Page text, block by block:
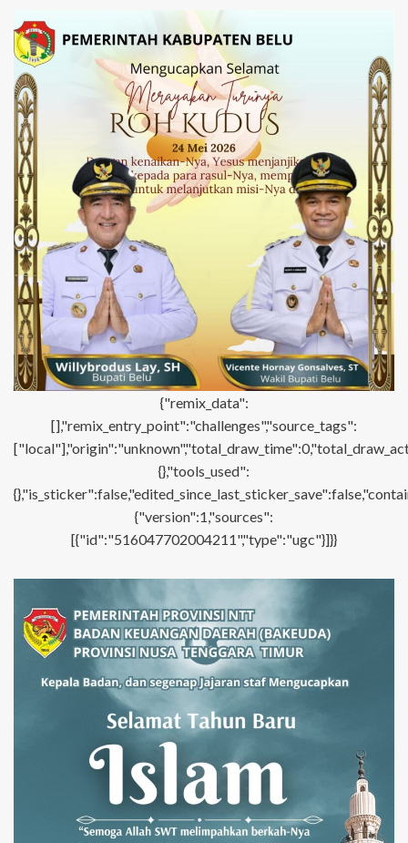
{"remix_data":
[],"remix_entry_point":"challenges","source_tags":
{},"tools_used":
{"version":1,"sources":
[{"id":"516047702004211","type":"ugc"}]}}